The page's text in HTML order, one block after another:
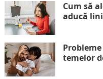
Cum să
aducă
temelor